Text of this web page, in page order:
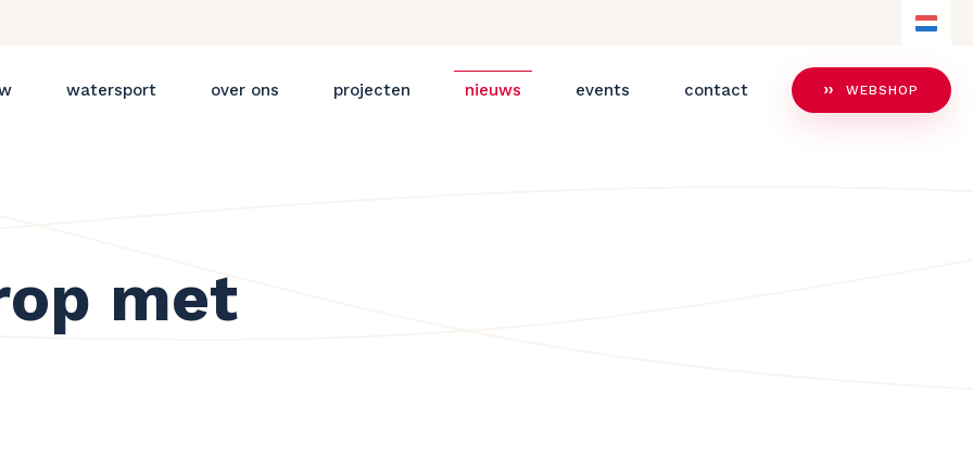
NL
NL
DE
watersport over ons projecten nieuws events contact WEBSHOP
met